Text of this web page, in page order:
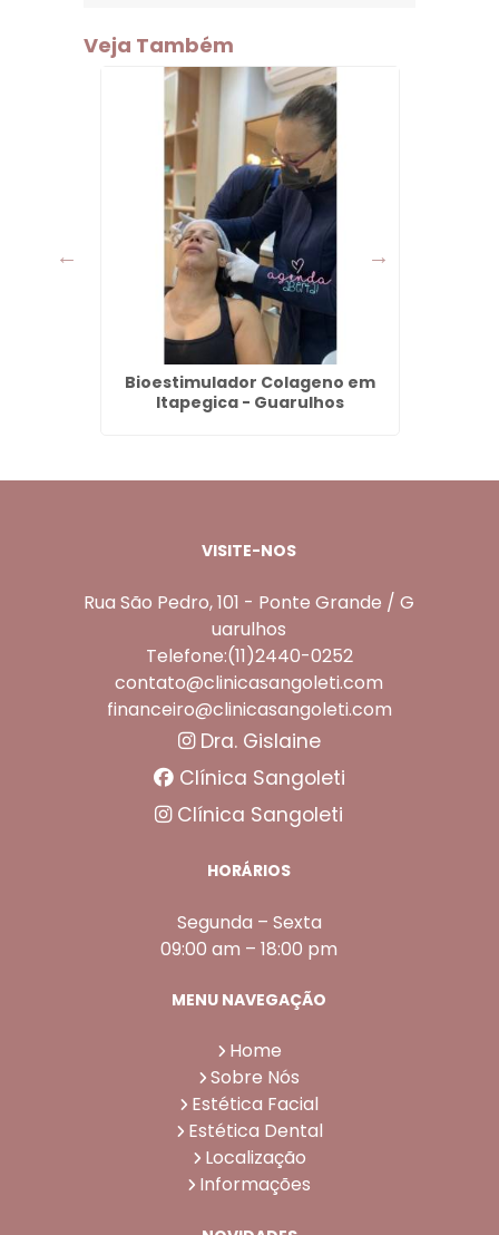
Veja Também
Bioestimulador Colageno em
Itapegica - Guarulhos
VISITE-NOS
Rua São Pedro, 101 - Ponte Grande / G
uarulhos
Telefone:(11)2440-0252
contato@clinicasangoleti.com
financeiro@clinicasangoleti.com
Dra. Gislaine
Clínica Sangoleti
Clínica Sangoleti
HORÁRIOS
Segunda – Sexta
09:00 am – 18:00 pm
MENU NAVEGAÇÃO
Home
Sobre Nós
Estética Facial
Estética Dental
Localização
Informações